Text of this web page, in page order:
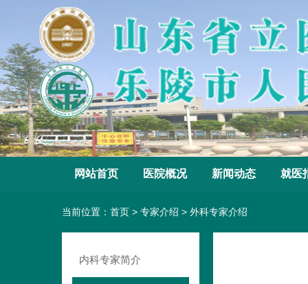
网站首页 医院概况 新闻动态 就医
当前位置： 首页 > 专家介绍 > 外科专家介绍
内科专家简介